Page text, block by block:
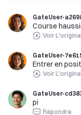
GateUser-
Course
Voir L'original
GateUser-
Entrer en
Voir L'original
GateUser-
pi
Répondre